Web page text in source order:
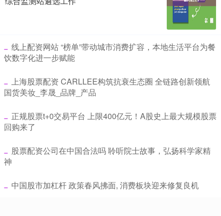
​线上配资网站 “榜单”带动城市消费扩容，本地生活平台为餐
饮数字化进一步赋能
​上海股票配资 CARLLEE构筑抗衰生态圈 全链路创新领航
国货美妆_李晟_品牌_产品
​正规股票t+0交易平台 上限400亿元！A股史上最大规模股票
回购来了
​股票配资公司在中国合法吗 聆听院士故事，弘扬科学家精
神
​中国股市加杠杆 政策春风拂面, 消费板块迎来修复良机